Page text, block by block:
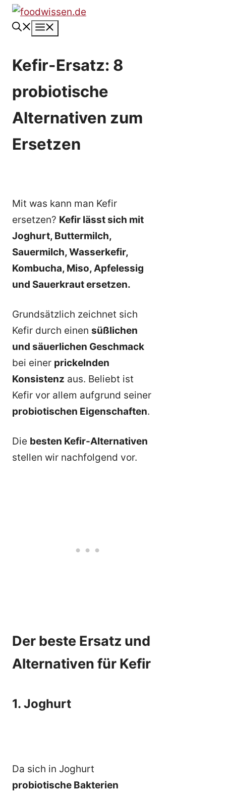
Zum
Inhalt
Kefir-Ersatz: 8
probiotische
Alternativen zum
Ersetzen
Mit was kann man Kefir
ersetzen? Kefir lässt sich mit
Joghurt, Buttermilch,
Sauermilch, Wasserkefir,
Kombucha, Miso, Apfelessig
und Sauerkraut ersetzen.
Grundsätzlich zeichnet sich
Kefir durch einen süßlichen
und säuerlichen Geschmack
bei einer prickelnden
Konsistenz aus. Beliebt ist
Kefir vor allem aufgrund seiner
probiotischen Eigenschaften.
Die besten Kefir-Alternativen
stellen wir nachfolgend vor.
Der beste Ersatz und
Alternativen für Kefir
1. Joghurt
Da sich in Joghurt
probiotische Bakterien